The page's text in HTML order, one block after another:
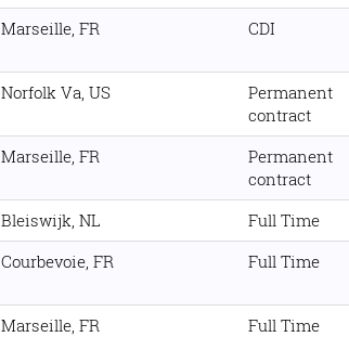
Marseille, FR CDI
Norfolk Va, US
Permanent
contract
Marseille, FR
Permanent
contract
Bleiswijk, NL Full Time
Courbevoie, FR Full Time
Marseille, FR Full Time